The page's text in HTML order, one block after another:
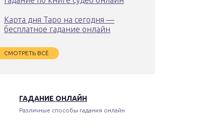
Карта дня Таро на сегодня —
бесплатное гадание онлайн
СМОТРЕТЬ ВСЁ
ГАДАНИЕ ОНЛАЙН
Различные способы гадания онлайн